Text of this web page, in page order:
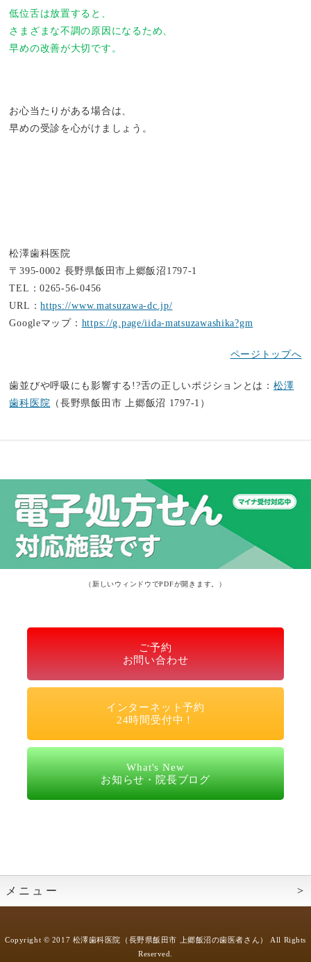
低位舌は放置すると、
さまざまな不調の原因になるため、
早めの改善が大切です。
お心当たりがある場合は、
早めの受診を心がけましょう。
松澤歯科医院
〒395-0002 長野県飯田市上郷飯沼1797-1
TEL：0265-56-0456
URL：https://www.matsuzawa-dc.jp/
Googleマップ： https://g.page/iida-matsuzawashika?gm
ページトップへ
歯並びや呼吸にも影響する!?舌の正しいポジションとは： 松澤
歯科医院 （長野県飯田市 上郷飯沼 1797-1）
（新しいウィンドウでPDFが開きます。）
ご予約
お問い合わせ
インターネット予約
24時間受付中！
What's New
お知らせ・院長ブログ
メニュー
診療方針
Copyright © 2017 松澤歯科医院（長野県飯田市 上郷飯沼の歯医者さん） All Rights
Reserved.